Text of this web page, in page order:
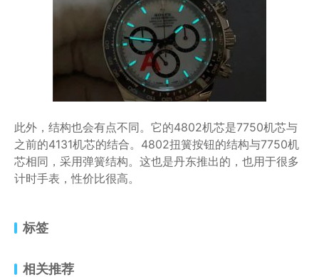
此外，结构也会有点不同。它的4802机芯是7750机芯与
之前的4131机芯的结合。4802扭簧按钮的结构与7750机
芯相同，采用弹簧结构。这也是丹东推出的，也用于很多
计时手表，性价比很高。
标签
相关推荐